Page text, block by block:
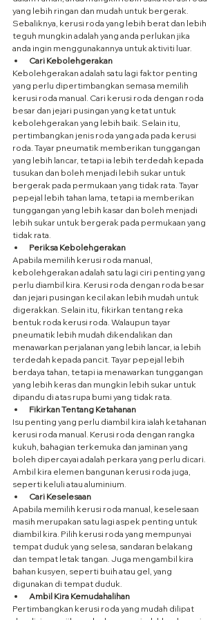
yang lebih ringan dan mudah untuk bergerak.
Sebaliknya, kerusi roda yang lebih berat dan lebih
teguh mungkin adalah yang anda perlukan jika
anda ingin menggunakannya untuk aktiviti luar.
Cari Kebolehgerakan
Kebolehgerakan adalah satu lagi faktor penting
yang perlu dipertimbangkan semasa memilih
kerusi roda manual. Cari kerusi roda dengan roda
besar dan jejari pusingan yang ketat untuk
kebolehgerakan yang lebih baik. Selain itu,
pertimbangkan jenis roda yang ada pada kerusi
roda. Tayar pneumatik memberikan tunggangan
yang lebih lancar, tetapi ia lebih terdedah kepada
tusukan dan boleh menjadi lebih sukar untuk
bergerak pada permukaan yang tidak rata. Tayar
pepejal lebih tahan lama, tetapi ia memberikan
tunggangan yang lebih kasar dan boleh menjadi
lebih sukar untuk bergerak pada permukaan yang
tidak rata.
Periksa Kebolehgerakan
Apabila memilih kerusi roda manual,
kebolehgerakan adalah satu lagi ciri penting yang
perlu diambil kira. Kerusi roda dengan roda besar
dan jejari pusingan kecil akan lebih mudah untuk
digerakkan. Selain itu, fikirkan tentang reka
bentuk roda kerusi roda. Walaupun tayar
pneumatik lebih mudah dikendalikan dan
menawarkan perjalanan yang lebih lancar, ia lebih
terdedah kepada pancit. Tayar pepejal lebih
berdaya tahan, tetapi ia menawarkan tunggangan
yang lebih keras dan mungkin lebih sukar untuk
dipandu di atas rupa bumi yang tidak rata.
Fikirkan Tentang Ketahanan
Isu penting yang perlu diambil kira ialah ketahanan
kerusi roda manual. Kerusi roda dengan rangka
kukuh, bahagian terkemuka dan jaminan yang
boleh dipercayai adalah perkara yang perlu dicari.
Ambil kira elemen bangunan kerusi roda juga,
seperti keluli atau aluminium.
Cari Keselesaan
Apabila memilih kerusi roda manual, keselesaan
masih merupakan satu lagi aspek penting untuk
diambil kira. Pilih kerusi roda yang mempunyai
tempat duduk yang selesa, sandaran belakang
dan tempat letak tangan. Juga mengambil kira
bahan kusyen, seperti buih atau gel, yang
digunakan di tempat duduk.
Ambil Kira Kemudahalihan
Pertimbangkan kerusi roda yang mudah dilipat